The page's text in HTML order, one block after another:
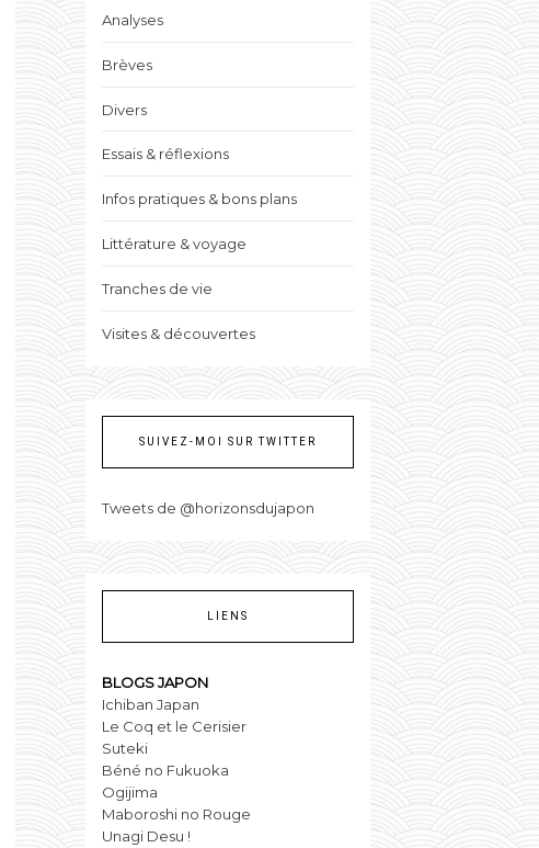
Analyses
Brèves
Divers
Essais & réflexions
Infos pratiques & bons plans
Littérature & voyage
Tranches de vie
Visites & découvertes
SUIVEZ-MOI SUR TWITTER
Tweets de @horizonsdujapon
LIENS
BLOGS JAPON
Ichiban Japan
Le Coq et le Cerisier
Suteki
Béné no Fukuoka
Ogijima
Maboroshi no Rouge
Unagi Desu !